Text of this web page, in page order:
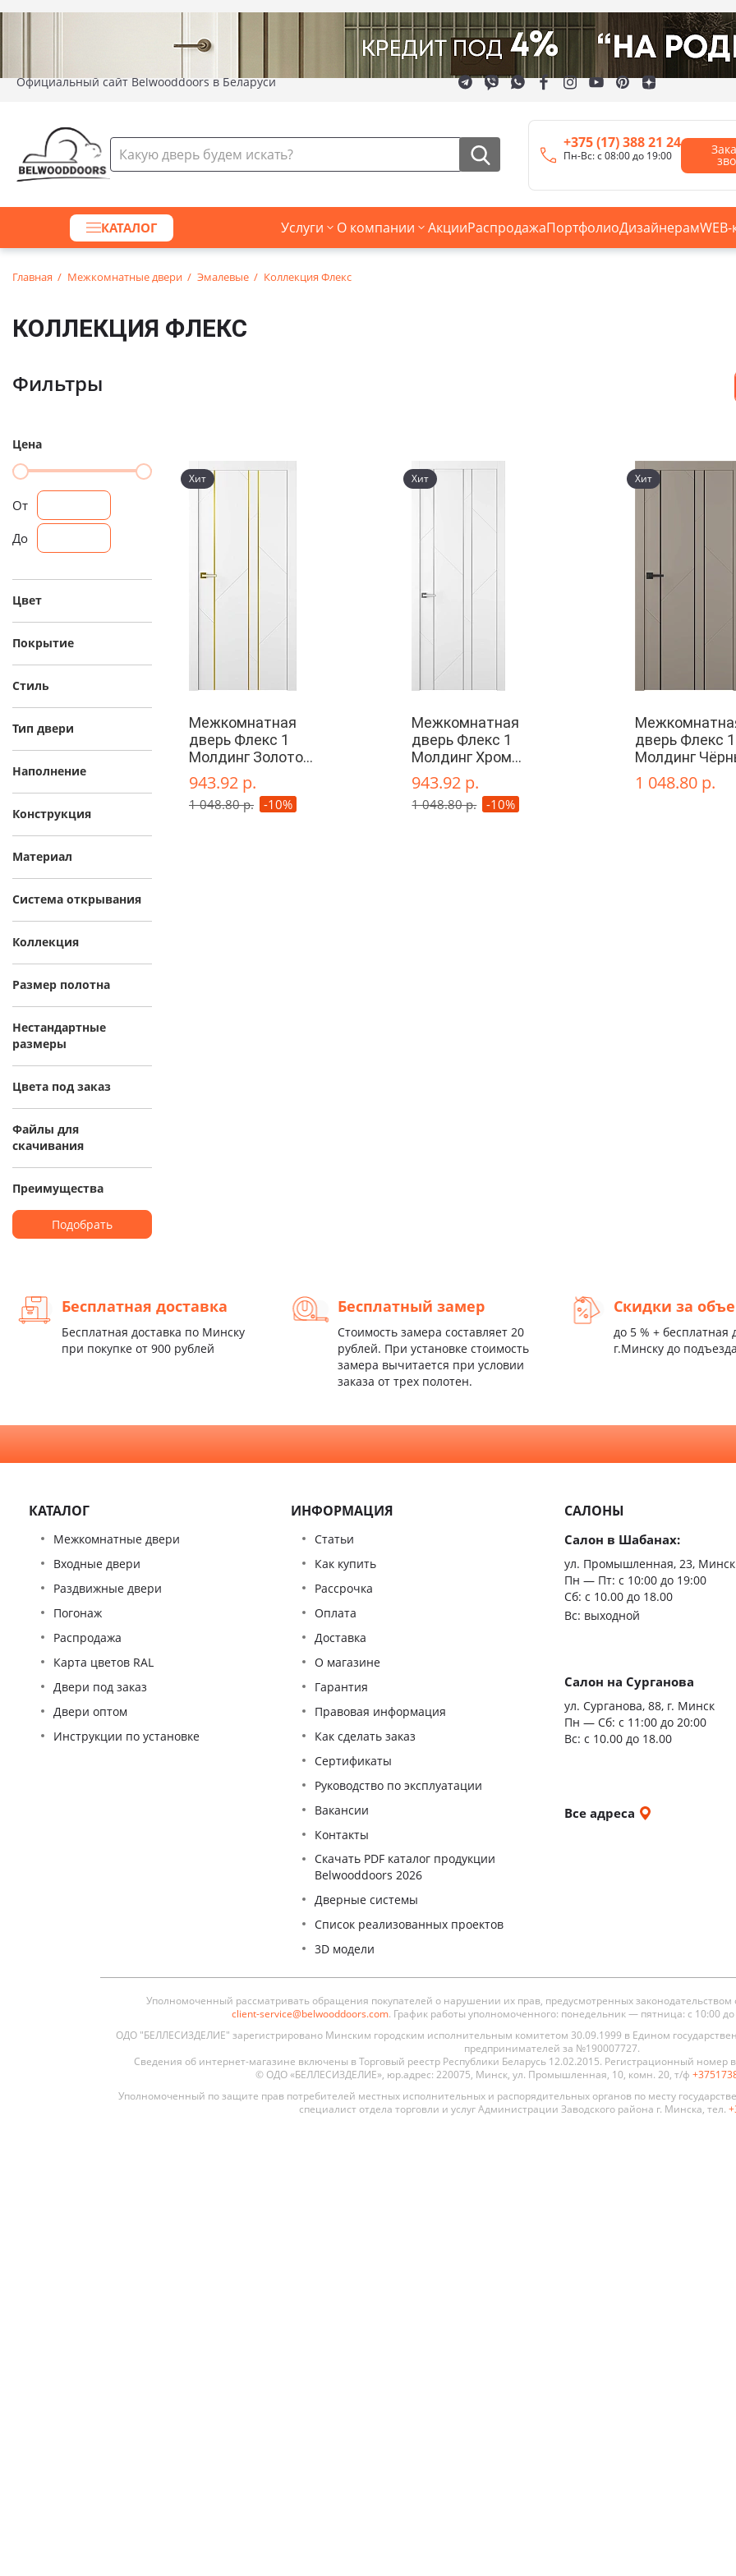
Официальный сайт Belwooddoors в Беларуси
+375 (17) 388 21 24
Пн-Вс: с 08:00 до 19:00
КАТАЛОГ Услуги О компании АкцииРаспродажаПортфолиоДизайнерамWEB-
Главная Межкомнатные двери Эмалевые Коллекция Флекс
КОЛЛЕКЦИЯ ФЛЕКС
Фильтры
Цена
От
До
Цвет
Покрытие
Стиль
Тип двери
Наполнение
Конструкция
Материал
Система открывания
Коллекция
Размер полотна
Нестандартные
размеры
Цвета под заказ
Файлы для
скачивания
Преимущества
Подобрать
Хит
Межкомнатная
дверь Флекс 1
Молдинг Золото
глухая
943.92 р.
1 048.80 р. -10%
Хит
Межкомнатная
дверь Флекс 1
Молдинг Хром
глухая
943.92 р.
1 048.80 р. -10%
Хит
дверь Флекс 1
Молдинг
глухая
1 048.80 р.
Бесплатная доставка
Бесплатная доставка по Минску
при покупке от 900 рублей
Бесплатный замер
Стоимость замера составляет 20
рублей. При установке стоимость
замера вычитается при условии
заказа от трех полотен.
Скидки за
до 5 % + бесплатная
г.Минску до
КАТАЛОГ
Межкомнатные двери
Входные двери
Раздвижные двери
Погонаж
Распродажа
Карта цветов RAL
Двери под заказ
Двери оптом
Инструкции по установке
ИНФОРМАЦИЯ
Статьи
Как купить
Рассрочка
Оплата
Доставка
О магазине
Гарантия
Правовая информация
Как сделать заказ
Сертификаты
Pуководство по эксплуатации
Вакансии
Контакты
Скачать PDF каталог продукции
Belwooddoors 2026
Дверные системы
Список реализованных проектов
3D модели
САЛОНЫ
Салон в Шабанах:
ул. Промышленная, 23, Минск
Пн — Пт: с 10:00 до 19:00
Сб: с 10.00 до 18.00
Вс: выходной
Салон на Сурганова
ул. Сурганова, 88, г. Минск
Пн — Сб: с 11:00 до 20:00
Вс: с 10.00 до 18.00
Все адреса
Уполномоченный рассматривать обращения покупателей о нарушении их прав, предусмотренных
client-service@belwooddoors.com. График работы уполномоченного: понедельник — пятница: с 10:00 до
ОДО "БЕЛЛЕСИЗДЕЛИЕ" зарегистрировано Минским городским исполнительным комитетом 30.09.1999 в Едином
предпринимателей за №190007727.
Сведения об интернет-магазине включены в Торговый реестр Республики Беларусь 12.02.2015. Регистрационный номер
© ОДО «БЕЛЛЕСИЗДЕЛИЕ», юр.адрес: 220075, Минск, ул. Промышленная, 10, комн. 20, т/ф
Уполномоченный по защите прав потребителей местных исполнительных и распорядительных органов по месту
специалист отдела торговли и услуг Администрации Заводского района г. Минска, тел.